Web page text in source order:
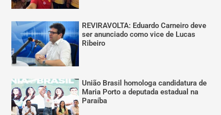
REVIRAVOLTA: Eduardo Carneiro deve
ser anunciado como vice de Lucas
Ribeiro
União Brasil homologa candidatura de
Maria Porto a deputada estadual na
Paraíba